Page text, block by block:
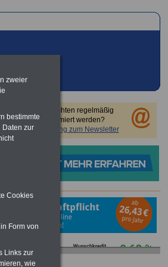
Sie möchten regelmäßig
informiert werden?
Anmeldung zum Newsletter
zweier
bestimmte
Daten zur
Cookies
Form von
Links zur
wie